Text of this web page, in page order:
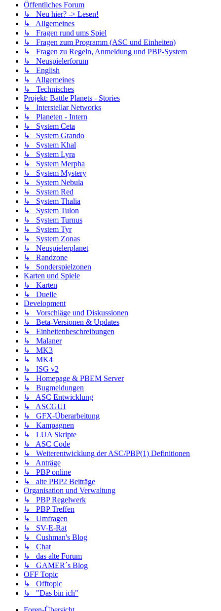
Öffentliches Forum
↳ Neu hier? -> Lesen!
↳ Allgemeines
↳ Fragen rund ums Spiel
↳ Fragen zum Programm (ASC und Einheiten)
↳ Fragen zu Regeln, Anmeldung und PBP-System
↳ Neuspielerforum
↳ English
↳ Allgemeines
↳ Technisches
Projekt: Battle Planets - Stories
↳ Interstellar Networks
↳ Planeten - Intern
↳ System Ceta
↳ System Grando
↳ System Khal
↳ System Lyra
↳ System Merpha
↳ System Mystery
↳ System Nebula
↳ System Red
↳ System Thalia
↳ System Tulon
↳ System Turnus
↳ System Tyr
↳ System Zonas
↳ Neuspielerplanet
↳ Randzone
↳ Sonderspielzonen
Karten und Spiele
↳ Karten
↳ Duelle
Development
↳ Vorschläge und Diskussionen
↳ Beta-Versionen & Updates
↳ Einheitenbeschreibungen
↳ Malaner
↳ MK3
↳ MK4
↳ ISG v2
↳ Homepage & PBEM Server
↳ Bugmeldungen
↳ ASC Entwicklung
↳ ASCGUI
↳ GFX-Überarbeitung
↳ Kampagnen
↳ LUA Skripte
↳ ASC Code
↳ Weiterentwicklung der ASC/PBP(1) Definitionen
↳ Anträge
↳ PBP online
↳ alte PBP2 Beiträge
Organisation und Verwaltung
↳ PBP Regelwerk
↳ PBP Treffen
↳ Umfragen
↳ SV-E-Rat
↳ Cushman's Blog
↳ Chat
↳ das alte Forum
↳ GAMER´s Blog
OFF Topic
↳ Offtopic
↳ "Das bin ich"